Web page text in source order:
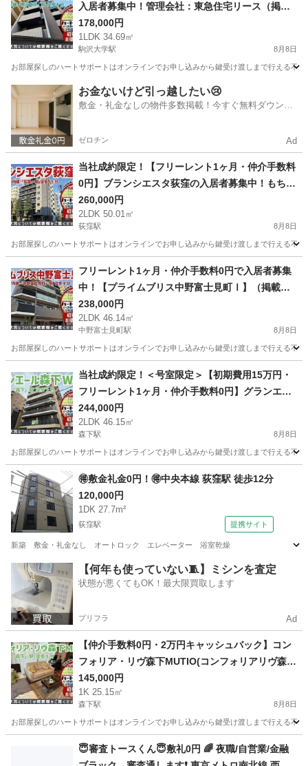
入居者募集中！管理会社：東急住宅リース（掲載
日2026年8月8日 広告有効期限14日間）
178,000円
1LDK 34.69㎡
駒沢大学駅 8月8日
お部屋探しのハートサポートはオンラインでお申し込みから鍵受け渡しまで行える不
世田谷区 駒沢大学駅 マンション 仲介手数料
お金ないけど引っ越したい😢
敷金・礼金なしの物件多数掲載！今すぐ無料ダウンロ
ゼロチン Ad
当社成約限定！【フリーレント1ヶ月・仲介手数料
0円】ブランシエスタ荻窪の入居者募集中！もちろ
ん仲介手数料0円です！公式図面はLINE公式アカ
ウントからご送付いたします！（掲載日2026年8
月8日 広告有効期限14日間）
260,000円
2LDK 50.01㎡
荻窪駅 8月8日
お部屋探しのハートサポートはオンラインでお申し込みから鍵受け渡しまで行える不
荻窪駅 マンション 仲介手数料
フリーレント1ヶ月・仲介手数料0円で入居者募集
中！【プライムブリス中野富士見町Ⅰ】（掲載日2
026年8月8日 広告有効期限14日間）
238,000円
2LDK 46.14㎡
中野富士見町駅 8月8日
お部屋探しのハートサポートはオンラインでお申し込みから鍵受け渡しまで行える不
中野富士見町駅 マンション 仲介手数料
当社成約限定！＜号室限定＞【初期費用15万円・
フリーレント1ヶ月・仲介手数料0円】グランエー
ル森下WESTの入居者募集中！公式図面はLINE公
式アカウントからご送付いたします！（掲載日202
6年8月8日 広告有効期限14日間）
244,000円
2LDK 46.15㎡
森下駅 8月8日
お部屋探しのハートサポートはオンラインでお申し込みから鍵受け渡しまで行える不
東京 墨田区 森下駅 マンション
🉐敷金礼金0円！🉐中央本線 荻窪駅 徒歩12分
120,000円
1DK 27.7m²
荻窪駅 提携サイト
新築 敷金・礼金なし オートロック エレベーター 浴室乾燥
東京 杉並区 荻窪駅 マンション
【何年も使っていない🧵】ミシンを査定
状態が悪くてもOK！最大限買取します
プリフラ Ad
【仲介手数料0円・2万円キャッシュバック】コン
フォリア・リヴ森下MUTIO(コンフォリアリヴ森下
ミューティオ)公式図面はLINE公式アカウントから
ご送付いたします！（掲載日2026年8月8日 広告
有効期限14日間）
145,000円
1K 25.15㎡
森下駅 8月8日
お部屋探しのハートサポートはオンラインでお申し込みから鍵受け渡しまで行える不
森下駅 マンション 仲介手数料
😇審査トースくん😇敷礼0円 🌈 夜職/自営業/金融